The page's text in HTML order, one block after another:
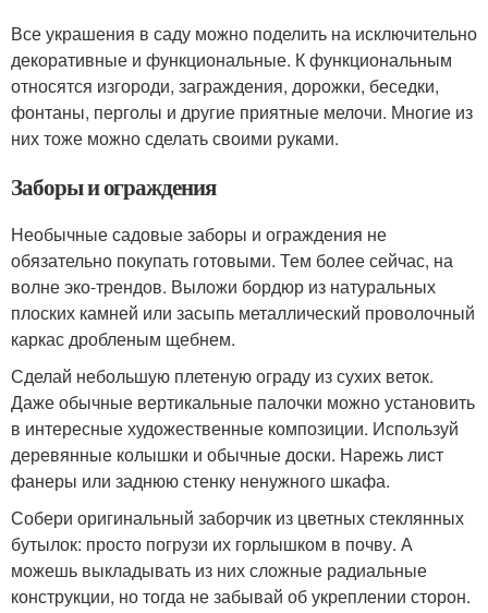
Все украшения в саду можно поделить на исключительно
декоративные и функциональные. К функциональным
относятся изгороди, заграждения, дорожки, беседки,
фонтаны, перголы и другие приятные мелочи. Многие из
них тоже можно сделать своими руками.
Заборы и ограждения
Необычные садовые заборы и ограждения не
обязательно покупать готовыми. Тем более сейчас, на
волне эко-трендов. Выложи бордюр из натуральных
плоских камней или засыпь металлический проволочный
каркас дробленым щебнем.
Сделай небольшую плетеную ограду из сухих веток.
Даже обычные вертикальные палочки можно установить
в интересные художественные композиции. Используй
деревянные колышки и обычные доски. Нарежь лист
фанеры или заднюю стенку ненужного шкафа.
Собери оригинальный заборчик из цветных стеклянных
бутылок: просто погрузи их горлышком в почву. А
можешь выкладывать из них сложные радиальные
конструкции, но тогда не забывай об укреплении сторон.